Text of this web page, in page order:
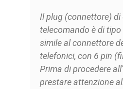
Il plug (connettore) di
telecomando è di tipo
simile al connettore
telefonici, con 6 pin
Prima di procedere
prestare attenzione